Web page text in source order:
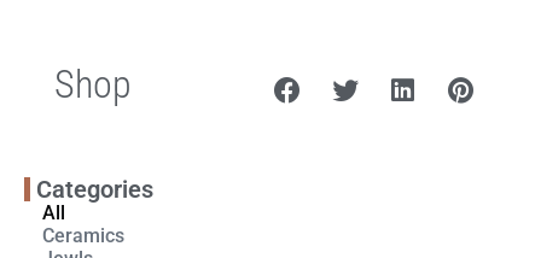
Shop
Categories
Ceramics
All